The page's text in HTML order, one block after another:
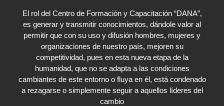
El rol del Centro de Formación y Capacitación “DANA”,
es generar y transmitir conocimientos, dándole valor al
permitir que con su uso y difusión hombres, mujeres y
organizaciones de nuestro país, mejoren su
competitividad, pues en esta nueva etapa de la
humanidad, que no se adapta a las condiciones
cambiantes de este entorno o fluya en él, está condenado
a rezagarse o simplemente seguir a aquellos líderes del
cambio